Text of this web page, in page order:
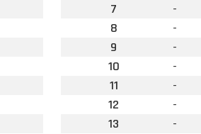
7
-
8
-
9
-
10
-
11
-
12
-
13
-